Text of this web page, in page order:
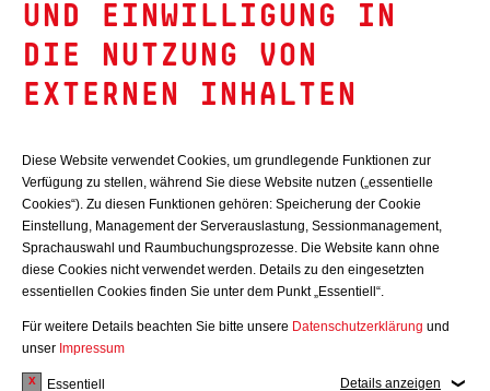
Dann freuen wir uns über deine aussagekräftige Bewerbung
(Anschreiben, Lebenslauf und Zeugnisse) direkt über den Button
„Jetzt bewerben“.
130 88 – 604 gerne zur Verfügung.
Bei uns zählen Persönlichkeit, Kompetenz und Teamgeist –
unabhängig von Geschlecht, Herkunft oder Hintergrund. Wir
freuen uns auf Dich!
Weitere Stellenangebote
UND EINWILLIGUNG IN
DIE NUTZUNG VON
EXTERNEN INHALTEN
Diese Website verwendet Cookies, um grundlegende Funktionen zur
Verfügung zu stellen, während Sie diese Website nutzen („essentielle
Cookies“). Zu diesen Funktionen gehören: Speicherung der Cookie
Einstellung, Management der Serverauslastung, Sessionmanagement,
Sprachauswahl und Raumbuchungsprozesse. Die Website kann ohne
diese Cookies nicht verwendet werden. Details zu den eingesetzten
essentiellen Cookies finden Sie unter dem Punkt „Essentiell“.
Für weitere Details beachten Sie bitte unsere Datenschutzerklärung und
unser Impressum
Essentiell Details anzeigen